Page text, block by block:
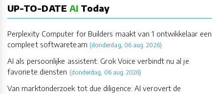
UP-TO-DATE AI Today
Perplexity Computer for Builders maakt van 1 ontwikkelaar een
compleet softwareteam (donderdag, 06 aug. 2026)
AI als persoonlijke assistent: Grok Voice verbindt nu al je
favoriete diensten (donderdag, 06 aug. 2026)
Van marktonderzoek tot due diligence: AI verovert de